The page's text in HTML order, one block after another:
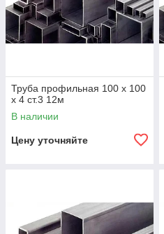
Труба профильная 100 х 100
х 4 ст.3 12м
В наличии
Цену уточняйте